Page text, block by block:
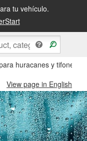
tu vehículo.
huracanes y tifones -
View page in English